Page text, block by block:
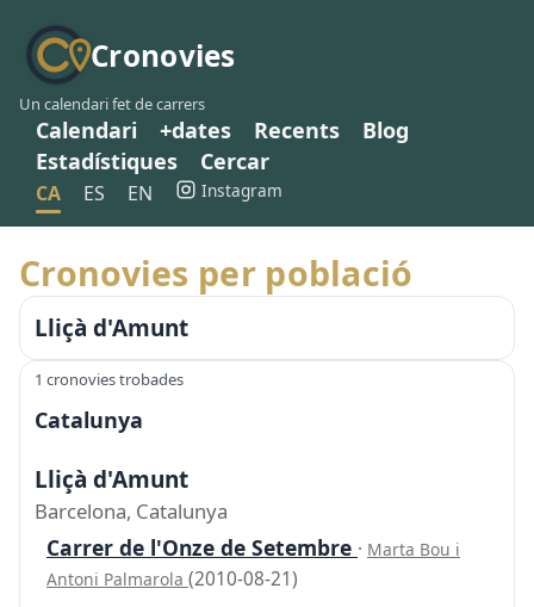
Cronovies
Un calendari fet de carrers
Calendari +dates Recents
Blog
Estadístiques
Cercar
CA ES EN Instagram
Cronovies per població
Lliçà d'Amunt
1 cronovies trobades
Catalunya
Lliçà d'Amunt
Barcelona, Catalunya
Carrer de l'Onze de Setembre · Marta Bou i
Antoni Palmarola (2010-08-21)